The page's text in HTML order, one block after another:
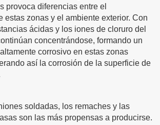
provoca diferencias entre el
estas zonas y el ambiente exterior. Con
ácidas y los iones de cloruro del
concentrándose, formando un
corrosivo en estas zonas
así la corrosión de la superficie de
soldadas, los remaches y las
son las más propensas a producirse.